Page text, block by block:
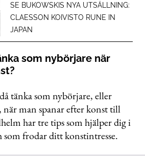
SE BUKOWSKIS NYA UTSÄLLNING:
CLAESSON KOIVISTO RUNE IN
JAPAN
som nybörjare när
tänka som nybörjare, eller
när man spanar efter konst till
har tre tips som hjälper dig i
frodar ditt konstintresse.